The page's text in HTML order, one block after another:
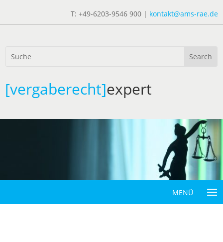
T: +49-6203-9546 900 | kontakt@ams-rae.de
[vergaberecht]expert